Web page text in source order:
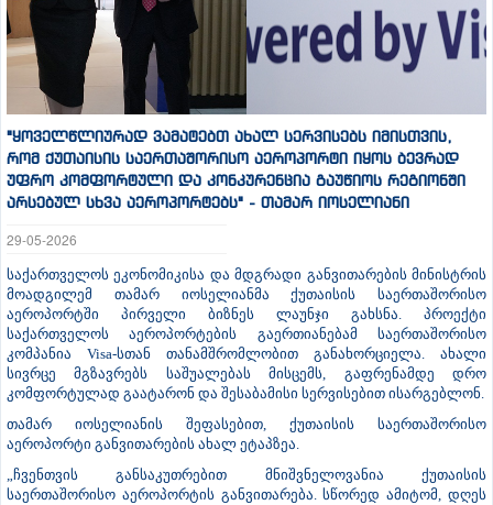
"ყოველწლიურად ვამატებთ ახალ სერვისებს იმისთვის,
რომ ქუთაისის საერთაშორისო აეროპორტი იყოს ბევრად
უფრო კომფორტული და კონკურენცია გაუწიოს რეგიონში
არსებულ სხვა აეროპორტებს" - თამარ იოსელიანი
29-05-2026
საქართველოს ეკონომიკისა და მდგრადი განვითარების მინისტრის
მოადგილემ თამარ იოსელიანმა ქუთაისის საერთაშორისო
აეროპორტში პირველი ბიზნეს ლაუნჯი გახსნა. პროექტი
საქართველოს აეროპორტების გაერთიანებამ საერთაშორისო
კომპანია Visa-სთან თანამშრომლობით განახორციელა. ახალი
სივრცე მგზავრებს საშუალებას მისცემს, გაფრენამდე დრო
კომფორტულად გაატარონ და შესაბამისი სერვისებით ისარგებლონ.
თამარ იოსელიანის შეფასებით, ქუთაისის საერთაშორისო
აეროპორტი განვითარების ახალ ეტაპზეა.
„ჩვენთვის განსაკუთრებით მნიშვნელოვანია ქუთაისის
საერთაშორისო აეროპორტის განვითარება. სწორედ ამიტომ, დღეს